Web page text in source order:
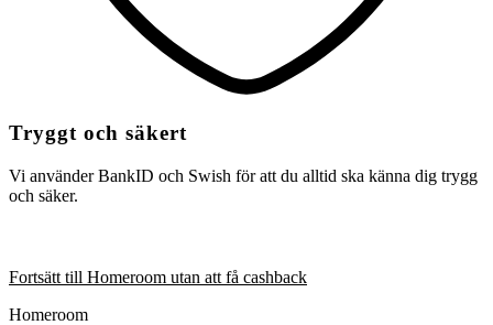
Tryggt och säkert
Vi använder BankID och Swish för att du alltid ska känna dig trygg
och säker.
Fortsätt till Homeroom utan att få cashback
Homeroom